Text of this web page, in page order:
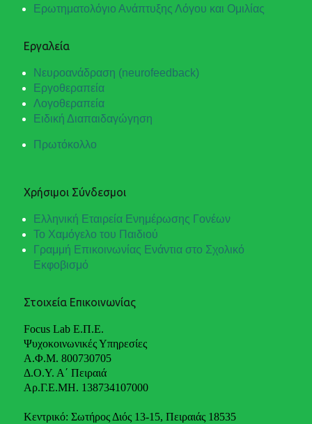
Ερωτηματολόγιο Ανάπτυξης Λόγου και Ομιλίας
Εργαλεία
Νευροανάδραση (neurofeedback)
Εργοθεραπεία
Λογοθεραπεία
Ειδική Διαπαιδαγώγηση
Πρωτόκολλο
Χρήσιμοι Σύνδεσμοι
Ελληνική Εταιρεία Ενημέρωσης Γονέων
Το Χαμόγελο του Παιδιού
Γραμμή Επικοινωνίας Ενάντια στο Σχολικό
Εκφοβισμό
Στοιχεία Επικοινωνίας
Focus Lab Ε.Π.Ε.
Ψυχοκοινωνικές Υπηρεσίες
Α.Φ.Μ. 800730705
Δ.Ο.Υ. Α΄ Πειραιά
Αρ.Γ.Ε.ΜΗ. 138734107000
Κεντρικό: Σωτήρος Διός 13-15, Πειραιάς 18535